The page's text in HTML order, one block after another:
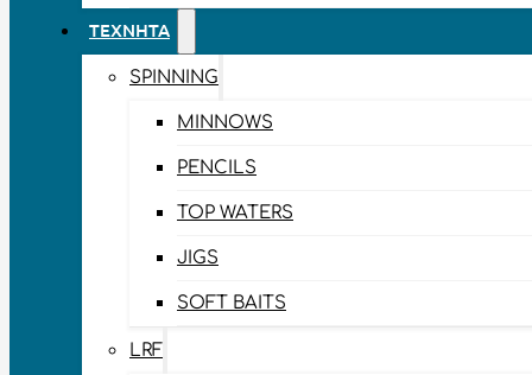
ΤΕΧΝΗΤΆ
SPINNING
MINNOWS
PENCILS
TOP WATERS
JIGS
SOFT BAITS
LRF